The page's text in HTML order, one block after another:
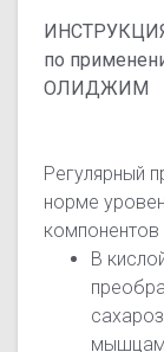
по
ОЛИДЖИМ
Регулярный
норме
В
мышцам